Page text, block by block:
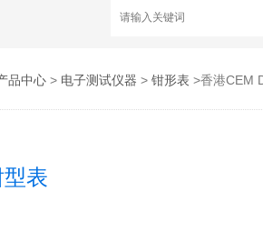
品中心> 电子测试仪器 > 钳形表 >香港CEM
表